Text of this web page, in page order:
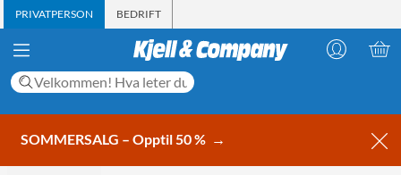
PRIVATPERSON BEDRIFT
SOMMERSALG – Opptil 50 % →